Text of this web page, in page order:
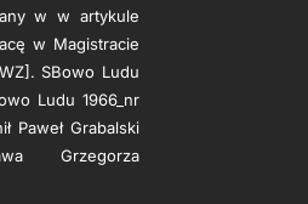
w w artykule
w Magistracie
SBowo Ludu
Ludu 1966_nr
Paweł Grabalski
Grzegorza